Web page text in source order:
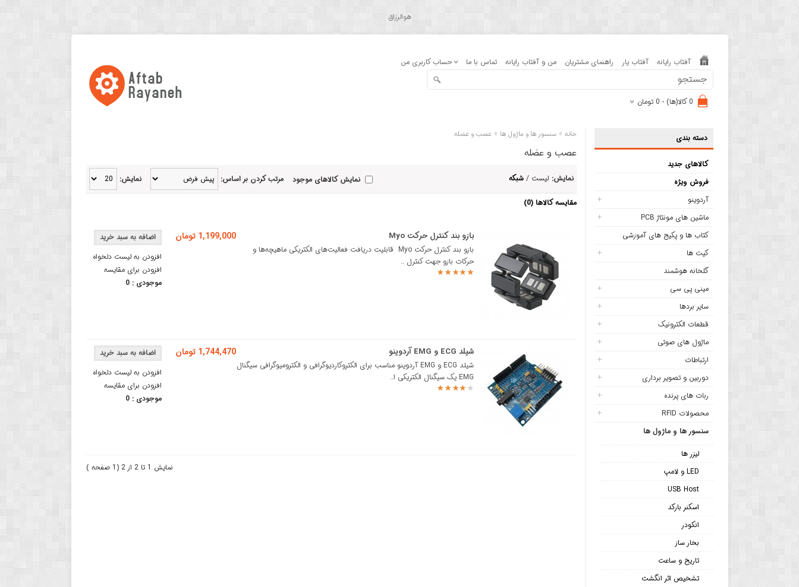
هوالرزاق
آفتاب رایانه آفتاب یار راهنمای مشتریان من و آفتاب رایانه تماس با ما حساب کاربری من
0 کالا(ها) - 0 تومان
دسته بندی
کالاهای جدید
فروش ویژه
آردوینو
ماشین های مونتاژ PCB
کتاب ها و پکیج های آموزشی
کیت ها
گلخانه هوشمند
مینی پی سی
سایر بردها
قطعات الکترونیک
ماژول های صوتی
ارتباطات
دوربین و تصویر برداری
ربات های پرنده
محصولات RFID
سنسور ها و ماژول ها
لیزر ها
LED و لامپ
USB Host
اسکنر بارکد
انکودر
بخار ساز
تاریخ و ساعت
تشخیص اثر انگشت
خانه »سنسور ها و ماژول ها »عصب و عضله
عصب و عضله
نمایش: لیست /شبکه نمایش: مرتب کردن بر اساس: نمایش کالاهای موجود
مقایسه کالاها (0)
افزودن به لیست دلخواه
افزودن برای مقایسه
موجودی :0
1,199,000 تومان بازو بند کنترل حرکت Myo
بازو بند کنترل حرکت Myo قابلیت دریافت فعالیت‌های الکتریکی ماهیچه‌ها و
حرکات بازو جهت کنترل ..
افزودن به لیست دلخواه
افزودن برای مقایسه
موجودی :0
1,744,470 تومان شیلد ECG و EMG آردوینو
شیلد ECG و EMG آردوینو مناسب برای الکتروکاردیوگرافی و الکترومیوگرافی سیگنال
EMG یک سیگنال الکتریکی ا..
نمایش 1 تا 2 از 2 (1 صفحه )